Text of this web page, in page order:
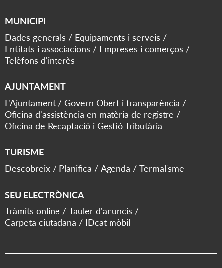
MUNICIPI
Dades generals
Equipaments i serveis
Entitats i associacions
Empreses i comerços
Telèfons d'interès
AJUNTAMENT
L'Ajuntament
Govern Obert i transparència
Oficina d'assistència en matèria de registre
Oficina de Recaptació i Gestió Tributària
TURISME
Descobreix
Planifica Agenda Termalisme
SEU ELECTRÒNICA
Tràmits online
Tauler d'anuncis
Carpeta ciutadana
IDcat mòbil